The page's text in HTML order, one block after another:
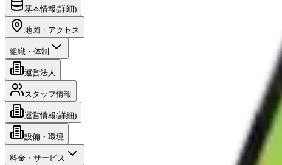
基本情報(詳細)
地図・アクセス
組織・体制
運営法人
スタッフ情報
運営情報(詳細)
設備・環境
料金・サービス